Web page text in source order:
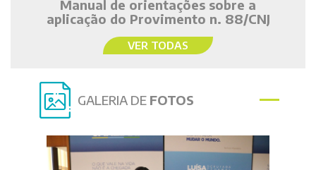
Manual de orientações sobre a
aplicação do Provimento n. 88/CNJ
VER TODAS
GALERIA DE FOTOS